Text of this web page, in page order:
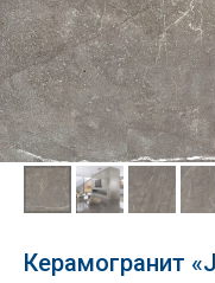
Керамогранит